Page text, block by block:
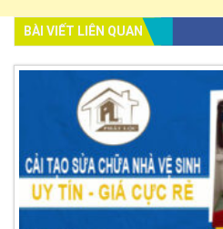
BÀI VIẾT LIÊN QUAN